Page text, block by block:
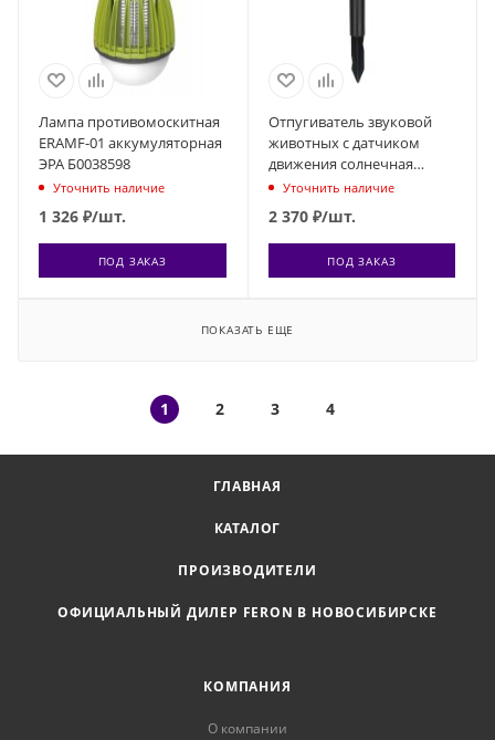
Лампа противомоскитная
ERAMF-01 аккумуляторная
ЭРА Б0038598
Уточнить наличие
1 326 ₽/шт.
ПОД ЗАКАЗ
Отпугиватель звуковой
животных с датчиком
движения солнечная
батарея Rexant 71-0079
Уточнить наличие
2 370₽/шт.
ПОД ЗАКАЗ
ПОКАЗАТЬ ЕЩЕ
1 2 3 4
ГЛАВНАЯ
КАТАЛОГ
ПРОИЗВОДИТЕЛИ
ОФИЦИАЛЬНЫЙ ДИЛЕР FERON В НОВОСИБИРСКЕ
КОМПАНИЯ
О компании